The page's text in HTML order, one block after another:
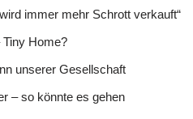
immer mehr Schrott verkauft“
Home?
unserer Gesellschaft
– so könnte es gehen